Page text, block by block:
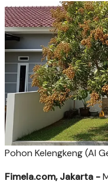
Pohon Kelengkeng (AI
Fimela.com, Jakarta -